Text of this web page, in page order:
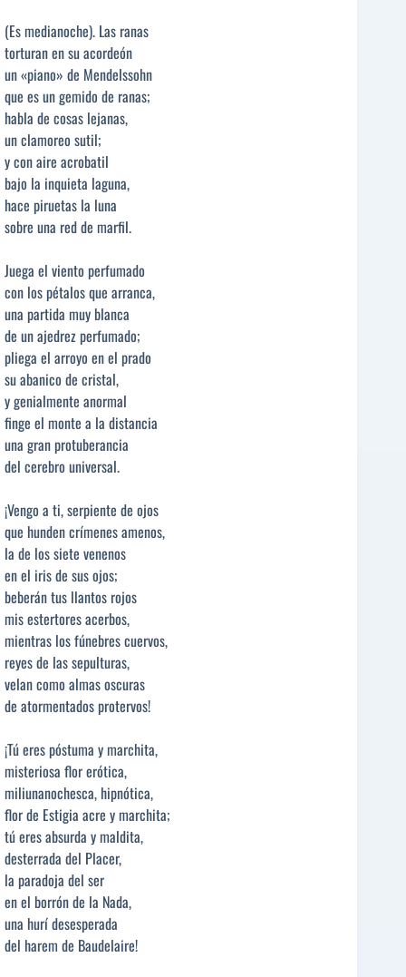
(Es medianoche). Las ranas
torturan en su acordeón
un «piano» de Mendelssohn
que es un gemido de ranas;
habla de cosas lejanas,
un clamoreo sutil;
y con aire acrobatil
bajo la inquieta laguna,
hace piruetas la luna
sobre una red de marfil.
Juega el viento perfumado
con los pétalos que arranca,
una partida muy blanca
de un ajedrez perfumado;
pliega el arroyo en el prado
su abanico de cristal,
y genialmente anormal
finge el monte a la distancia
una gran protuberancia
del cerebro universal.
¡Vengo a ti, serpiente de ojos
que hunden crímenes amenos,
la de los siete venenos
en el iris de sus ojos;
beberán tus llantos rojos
mis estertores acerbos,
mientras los fúnebres cuervos,
reyes de las sepulturas,
velan como almas oscuras
de atormentados protervos!
¡Tú eres póstuma y marchita,
misteriosa flor erótica,
miliunanochesca, hipnótica,
flor de Estigia acre y marchita;
tú eres absurda y maldita,
desterrada del Placer,
la paradoja del ser
en el borrón de la Nada,
una hurí desesperada
del harem de Baudelaire!